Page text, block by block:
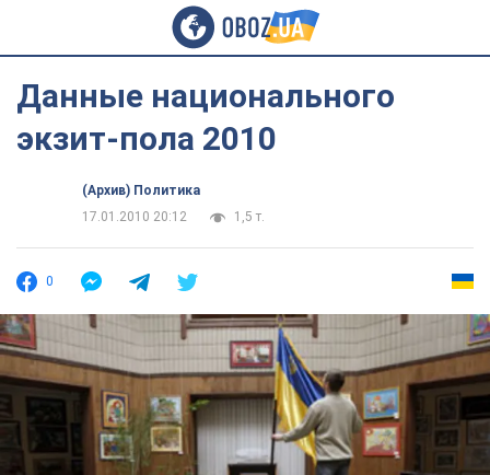
Данные национального
экзит-пола 2010
(Архив) Политика
17.01.2010 20:12
1,5 т.
0